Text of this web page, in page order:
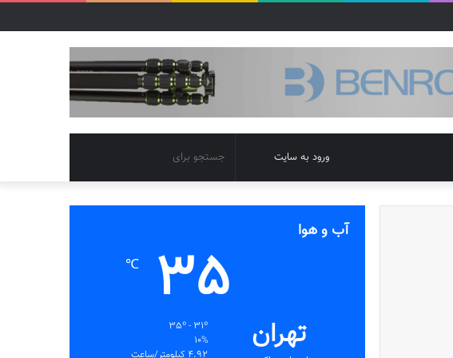
برای
تغییر
پوسته
ورود به سایت
آب و هوا
تهران
35
℃
35º - 31º
10%
4.92 کیلومتر/ساعت